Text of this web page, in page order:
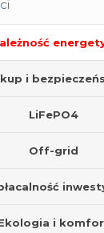
i
LiFePO4
Off-grid
i